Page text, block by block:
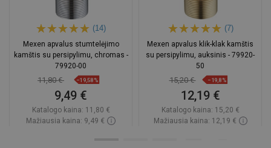
(14)
Mexen apvalus stumtelėjimo
kamštis su persipylimu, chromas -
79920-00
11,80 € −19,58%
9,49 €
Katalogo kaina: 11,80 €
Mažiausia kaina: 9,49 €
(7)
Mexen apvalus klik-klak kamštis
su persipylimu, auksinis - 79920-
50
15,20 € −19,8%
12,19 €
Katalogo kaina: 15,20 €
Mažiausia kaina: 12,19 €